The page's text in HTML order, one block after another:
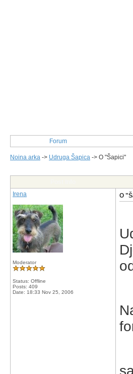
Forum
Noina arka -> Udruga Šapica -> O "Šapici"
Irena
Moderator
Status: Offline
Posts: 409
Date: 18:33 Nov 25, 2006
O